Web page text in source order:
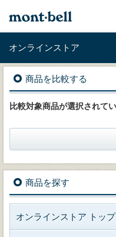
オンラインストア
商品を比較する
比較対象商品が選択されて
商品を探す
オンラインストア トップ